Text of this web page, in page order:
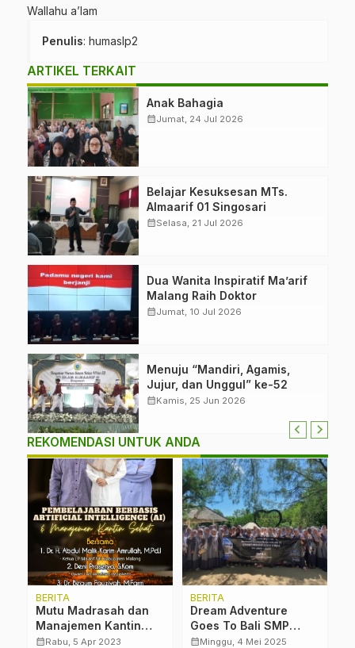
Wallahu a’lam
Penulis: humaslp2
ARTIKEL TERKAIT
Anak Bahagia
calendar_monthJumat, 24 Jul 2026
Belajar Kesuksesan MTs.
Almaarif 01 Singosari
calendar_monthSelasa, 21 Jul 2026
Dua Wanita Inspiratif Ma’arif
Malang Raih Doktor
calendar_monthJumat, 10 Jul 2026
Menuju “Mandiri, Agamis,
Jujur, dan Unggul” ke-52
calendar_monthKamis, 25 Jun 2026
REKOMENDASI UNTUK ANDA
BERITA
Mutu Madrasah dan
Manajemen Kantin
Sehat
calendar_monthRabu, 5 Apr 2023
BERITA
Dream Adventure
Goes To Bali SMP
Assyaidiyah
calendar_monthMinggu, 4 Mei 2025